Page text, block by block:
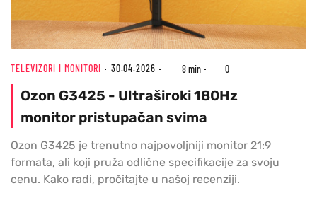
TELEVIZORI I MONITORI 30.04.2026 8 min 0
Ozon G3425 - Ultraširoki 180Hz
monitor pristupačan svima
Ozon G3425 je trenutno najpovoljniji monitor 21:9
formata, ali koji pruža odlične specifikacije za svoju
cenu. Kako radi, pročitajte u našoj recenziji.